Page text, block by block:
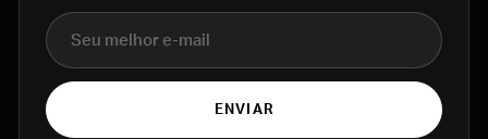
E-mail
ENVIAR